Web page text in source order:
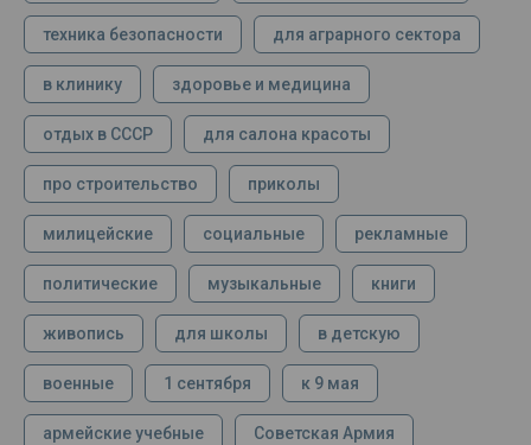
техника безопасности для аграрного сектора
в клинику здоровье и медицина
отдых в СССР для салона красоты
про строительство приколы
милицейские социальные рекламные
политические музыкальные книги
живопись для школы в детскую
военные 1 сентября к 9 мая
армейские учебные Советская Армия